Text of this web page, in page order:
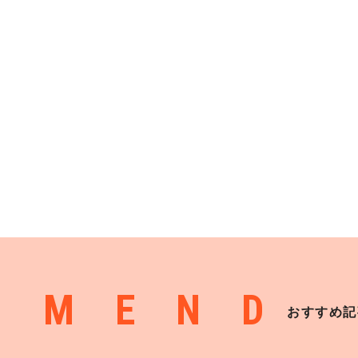
おすすめ